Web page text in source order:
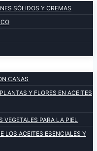
SÓLIDOS Y CREMAS
CANAS
Y FLORES EN ACEITES
VEGETALES PARA LA PIEL
LOS ACEITES ESENCIALES Y